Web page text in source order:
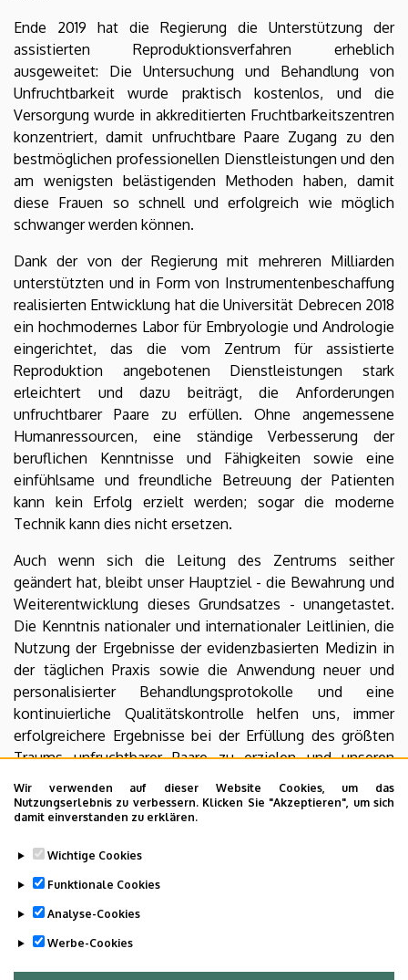
Wir verwenden auf dieser Website Cookies, um das
Nutzungserlebnis zu verbessern. Klicken Sie "Akzeptieren", um sich
damit einverstanden zu erklären.
Wichtige Cookies
Funktionale Cookies
Analyse-Cookies
Werbe-Cookies
Ende 2019 hat die Regierung die Unterstützung der
assistierten Reproduktionsverfahren erheblich
ausgeweitet: Die Untersuchung und Behandlung von
Unfruchtbarkeit wurde praktisch kostenlos, und die
Versorgung wurde in akkreditierten Fruchtbarkeitszentren
konzentriert, damit unfruchtbare Paare Zugang zu den
bestmöglichen professionellen Dienstleistungen und den
am wenigsten belästigenden Methoden haben, damit
diese Frauen so schnell und erfolgreich wie möglich
schwanger werden können.
Dank der von der Regierung mit mehreren Milliarden
unterstützten und in Form von Instrumentenbeschaffung
realisierten Entwicklung hat die Universität Debrecen 2018
ein hochmodernes Labor für Embryologie und Andrologie
eingerichtet, das die vom Zentrum für assistierte
Reproduktion angebotenen Dienstleistungen stark
erleichtert und dazu beiträgt, die Anforderungen
unfruchtbarer Paare zu erfüllen. Ohne angemessene
Humanressourcen, eine ständige Verbesserung der
beruflichen Kenntnisse und Fähigkeiten sowie eine
einfühlsame und freundliche Betreuung der Patienten
kann kein Erfolg erzielt werden; sogar die moderne
Technik kann dies nicht ersetzen.
Auch wenn sich die Leitung des Zentrums seither
geändert hat, bleibt unser Hauptziel - die Bewahrung und
Weiterentwicklung dieses Grundsatzes - unangetastet.
Die Kenntnis nationaler und internationaler Leitlinien, die
Nutzung der Ergebnisse der evidenzbasierten Medizin in
der täglichen Praxis sowie die Anwendung neuer und
personalisierter Behandlungsprotokolle und eine
kontinuierliche Qualitätskontrolle helfen uns, immer
erfolgreichere Ergebnisse bei der Erfüllung des größten
Traums unfruchtbarer Paare zu erzielen und unseren
Wir freuen uns darauf, Sie kennenzulernen.
Dr. Zoltán Tándor
Direktor
Last update: